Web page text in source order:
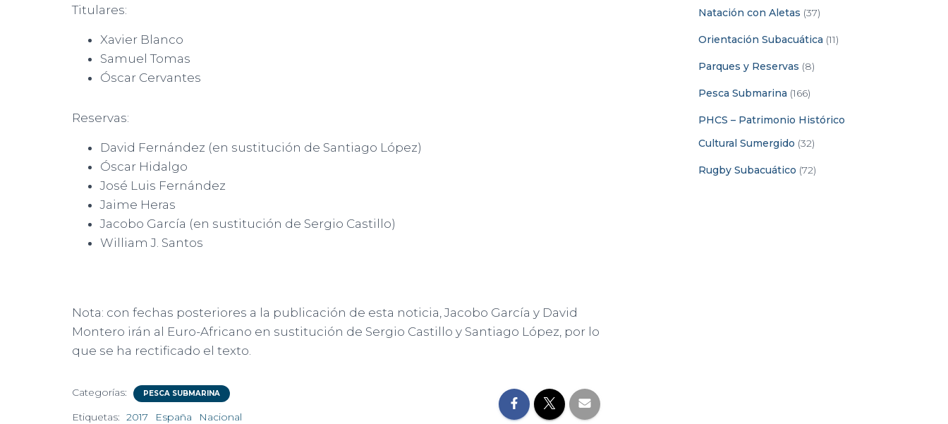
Titulares:
Xavier Blanco
Samuel Tomas
Óscar Cervantes
Reservas:
David Fernández (en sustitución de Santiago López)
Óscar Hidalgo
José Luis Fernández
Jaime Heras
Jacobo García (en sustitución de Sergio Castillo)
William J. Santos
Nota: con fechas posteriores a la publicación de esta noticia, Jacobo García y David
Montero irán al Euro-Africano en sustitución de Sergio Castillo y Santiago López, por lo
que se ha rectificado el texto.
Categorías: PESCA SUBMARINA
Etiquetas: 2017 España
Nacional
Natación con Aletas (37)
Orientación Subacuática (11)
Parques y Reservas (8)
Pesca Submarina (166)
PHCS – Patrimonio Histórico
Cultural Sumergido (32)
Rugby Subacuático (72)